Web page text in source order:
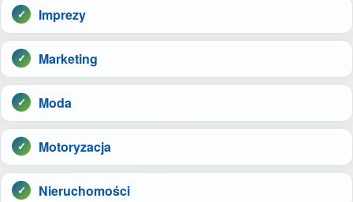
Imprezy
Marketing
Moda
Motoryzacja
Nieruchomości